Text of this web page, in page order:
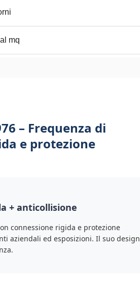
mq
– Frequenza di
e protezione
+ anticollisione
connessione rigida e protezione
aziendali ed esposizioni. Il suo design